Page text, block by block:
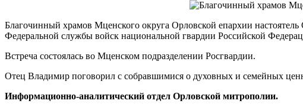
Благочинный храмов Мценского округа Орловской епархии
Федеральной службы войск национальной гвардии Российской
Встреча состоялась во Мценском подразделении Росгвардии.
Отец Владимир поговорил с собравшимися о духовных и семейных
Информационно-аналитический отдел Орловской митрополии.